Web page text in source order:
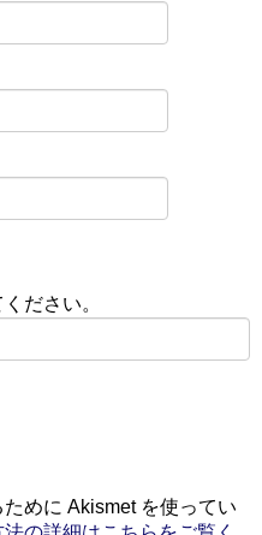
ださい。
めに Akismet を使ってい